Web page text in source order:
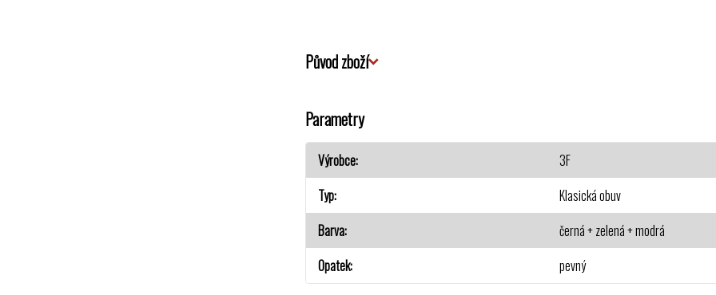
Původ zboží
Parametry
Výrobce
3F
Typ
Klasická obuv
Barva
černá + zelená + modrá
Opatek
pevný